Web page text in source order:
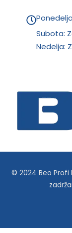
Subota:
Nedelja:
© 2024 Beo Profi